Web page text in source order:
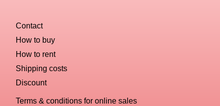
computer?
Contact
How to buy
How to rent
Shipping costs
Discount
Terms & conditions for online sales